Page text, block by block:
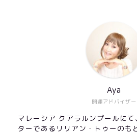
開運アドバイザー
Aya
マレーシア クアラルンプールに
ターであるリリアン・トゥーのも